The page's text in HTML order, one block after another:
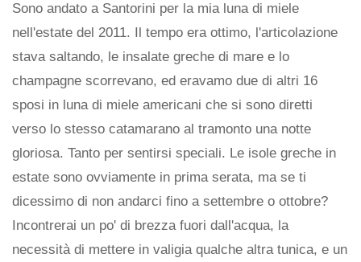
Sono andato a Santorini per la mia luna di miele
nell'estate del 2011. Il tempo era ottimo, l'articolazione
stava saltando, le insalate greche di mare e lo
champagne scorrevano, ed eravamo due di altri 16
sposi in luna di miele americani che si sono diretti
verso lo stesso catamarano al tramonto una notte
gloriosa. Tanto per sentirsi speciali. Le isole greche in
estate sono ovviamente in prima serata, ma se ti
dicessimo di non andarci fino a settembre o ottobre?
Incontrerai un po' di brezza fuori dall'acqua, la
necessità di mettere in valigia qualche altra tunica, e un